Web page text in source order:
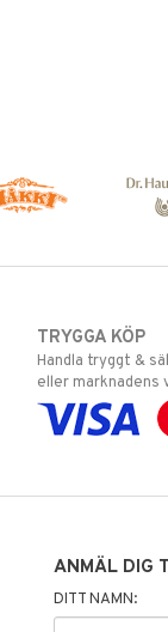
TRYGGA KÖP
Handla tryggt &
eller marknadens
ANMÄL DIG
DITT NAMN: